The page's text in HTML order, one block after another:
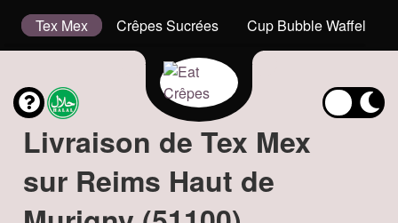
Tex Mex Crêpes Sucrées Cup Bubble Waffel
Livraison de Tex Mex
sur Reims Haut de